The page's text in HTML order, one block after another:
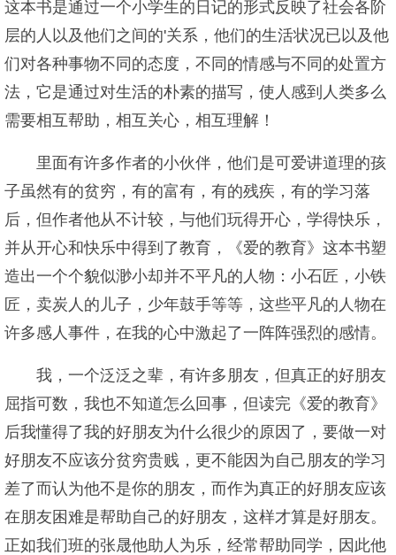
这本书是通过一个小学生的日记的形式反映了社会各阶
层的人以及他们之间的'关系，他们的生活状况已以及他
们对各种事物不同的态度，不同的情感与不同的处置方
法，它是通过对生活的朴素的描写，使人感到人类多么
需要相互帮助，相互关心，相互理解！
里面有许多作者的小伙伴，他们是可爱讲道理的孩
子虽然有的贫穷，有的富有，有的残疾，有的学习落
后，但作者他从不计较，与他们玩得开心，学得快乐，
并从开心和快乐中得到了教育，《爱的教育》这本书塑
造出一个个貌似渺小却并不平凡的人物：小石匠，小铁
匠，卖炭人的儿子，少年鼓手等等，这些平凡的人物在
许多感人事件，在我的心中激起了一阵阵强烈的感情。
我，一个泛泛之辈，有许多朋友，但真正的好朋友
屈指可数，我也不知道怎么回事，但读完《爱的教育》
后我懂得了我的好朋友为什么很少的原因了，要做一对
好朋友不应该分贫穷贵贱，更不能因为自己朋友的学习
差了而认为他不是你的朋友，而作为真正的好朋友应该
在朋友困难是帮助自己的好朋友，这样才算是好朋友。
正如我们班的张晟他助人为乐，经常帮助同学，因此他